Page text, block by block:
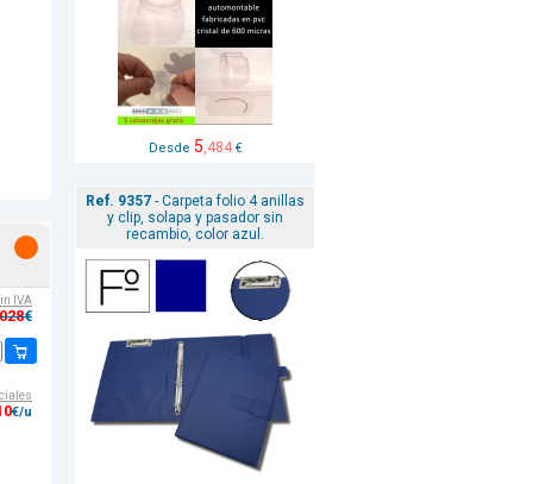
IVA
€
€/u
Desde 5,484€
Ref. 9357 - Carpeta folio 4 anillas
y clip, solapa y pasador sin
recambio, color azul.